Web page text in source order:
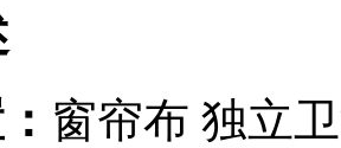
窗帘布 独立